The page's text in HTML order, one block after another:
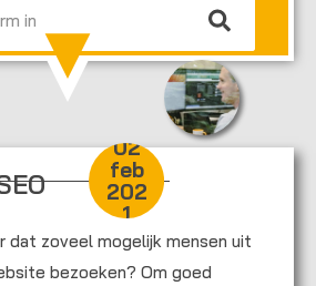
02
feb
202
1
dat zoveel mogelijk mensen uit
bezoeken? Om goed